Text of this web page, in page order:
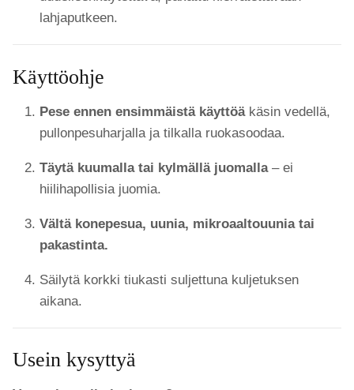
lahjaputkeen.
Käyttöohje
Pese ennen ensimmäistä käyttöäkäsin vedellä,
pullonpesuharjalla ja tilkalla ruokasoodaa.
Täytä kuumalla tai kylmällä juomalla– ei
hiilihapollisia juomia.
Vältä konepesua, uunia, mikroaaltouunia tai
pakastinta.
Säilytä korkki tiukasti suljettuna kuljetuksen
aikana.
Usein kysyttyä